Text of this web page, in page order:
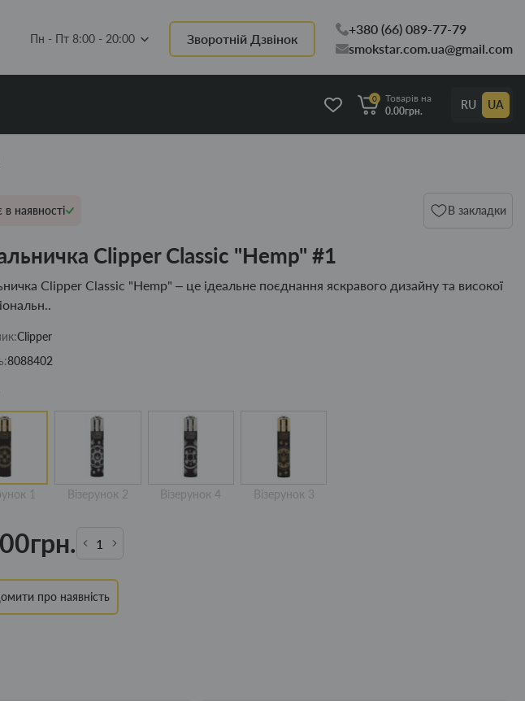
Пн - Пт 8:00 - 20:00 Зворотній Дзвінок
+380 (66) 089-77-79
smokstar.com.ua@gmail.com
0
Товарів на
0.00грн.
RU UA
наявності В закладки
Clipper Classic "Hemp" #1
Clipper Classic "Hemp" – це ідеальне поєднання яскравого дизайну та високої
Clipper
8088402
1 Візерунок 2 Візерунок 4 Візерунок 3
про наявність